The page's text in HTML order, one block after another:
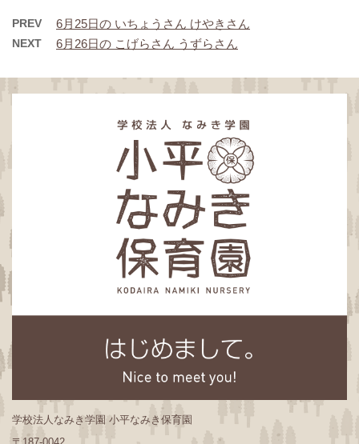
PREV 6月25日の いちょうさん けやきさん
NEXT 6月26日の こげらさん うずらさん
学校法人なみき学園 小平なみき保育園